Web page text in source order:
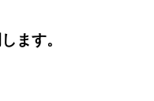
ます。